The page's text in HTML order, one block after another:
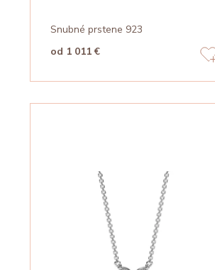
Snubné prstene 923
od 1 011 €